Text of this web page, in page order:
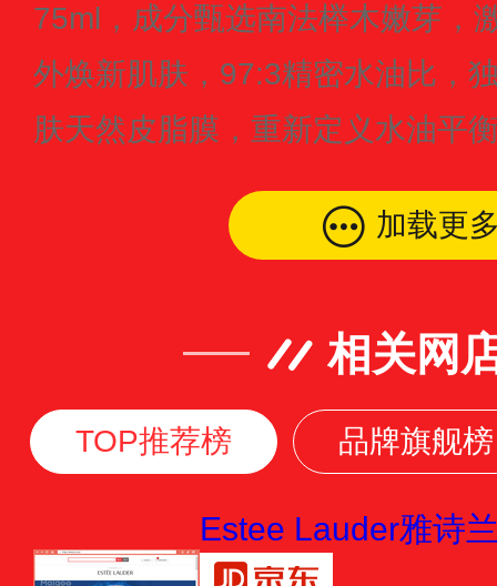
75ml，成分甄选南法榉木嫩芽，
外焕新肌肤，97:3精密水油比，
肤天然皮脂膜，重新定义水油平
加载更
相关网
TOP推荐榜 品牌旗舰榜
Estee Lauder雅诗